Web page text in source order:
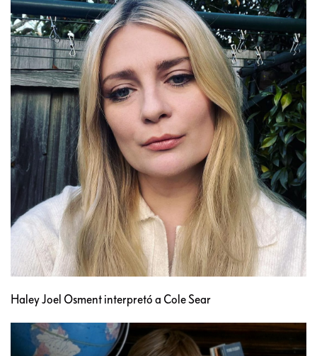
Haley Joel Osment interpretó a Cole Sear